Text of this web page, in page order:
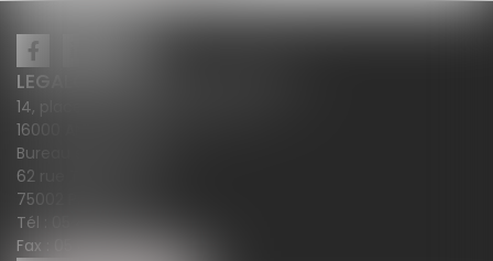
LEGALCY AVOCATS CONSEILS
14, place Henri Dunant BP 283
16000 ANGOULÊME
Bureau secondaire
62 rue Tiquetonne
75002 PARIS
Tél :
Fax : 05 45 38 78 12